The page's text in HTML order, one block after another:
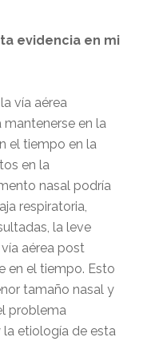
evidencia en mi
vía aérea
mantenerse en la
el tiempo en la
en la
nasal podría
respiratoria,
la leve
aérea post
en el tiempo. Esto
tamaño nasal y
problema
la etiología de esta